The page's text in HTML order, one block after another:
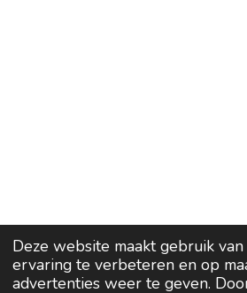
Deze website maakt gebruik
ervaring te verbeteren en op
advertenties weer te geven.